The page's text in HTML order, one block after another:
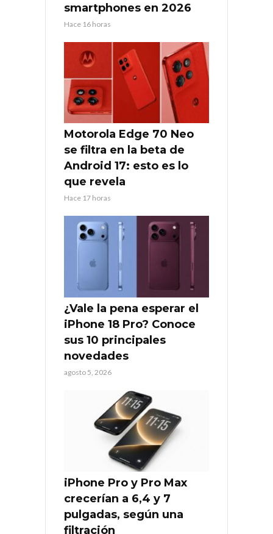
smartphones en 2026
Hace 16 horas
Motorola Edge 70 Neo
se filtra en la beta de
Android 17: esto es lo
que revela
Hace 17 horas
¿Vale la pena esperar el
iPhone 18 Pro? Conoce
sus 10 principales
novedades
agosto 5, 2026
iPhone Pro y Pro Max
crecerían a 6,4 y 7
pulgadas, según una
filtración